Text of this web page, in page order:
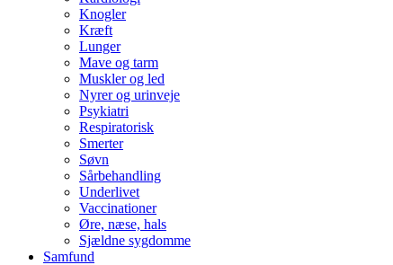
Knogler
Kræft
Lunger
Mave og tarm
Muskler og led
Nyrer og urinveje
Psykiatri
Respiratorisk
Smerter
Søvn
Sårbehandling
Underlivet
Vaccinationer
Øre, næse, hals
Sjældne sygdomme
Samfund